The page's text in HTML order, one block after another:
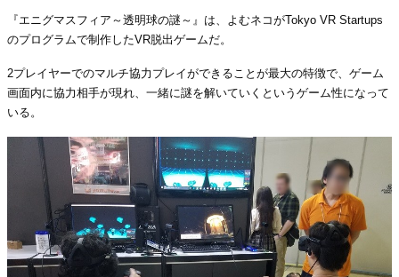
『エニグマスフィア～透明球の謎～』は、よむネコがTokyo VR Startups
のプログラムで制作したVR脱出ゲームだ。
2プレイヤーでのマルチ協力プレイができることが最大の特徴で、ゲーム
画面内に協力相手が現れ、一緒に謎を解いていくというゲーム性になって
いる。